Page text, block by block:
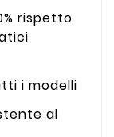
rispetto
i modelli
al